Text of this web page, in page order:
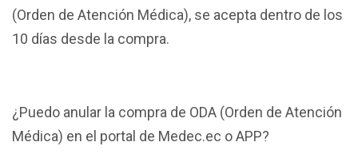
(Orden de Atención Médica), se acepta dentro de los
10 días desde la compra.
¿Puedo anular la compra de ODA (Orden de Atención
Médica) en el portal de Medec.ec o APP?